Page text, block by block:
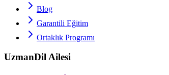
Blog
Garantili Eğitim
Ortaklık Programı
UzmanDil Ailesi